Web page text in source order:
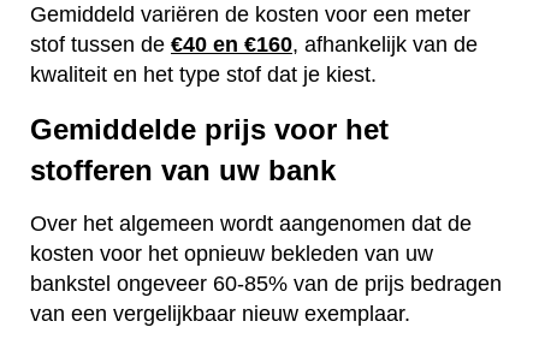
Gemiddeld variëren de kosten voor een meter
stof tussen de €40 en €160, afhankelijk van de
kwaliteit en het type stof dat je kiest.
Gemiddelde prijs voor het
stofferen van uw bank
Over het algemeen wordt aangenomen dat de
kosten voor het opnieuw bekleden van uw
bankstel ongeveer 60-85% van de prijs bedragen
van een vergelijkbaar nieuw exemplaar.